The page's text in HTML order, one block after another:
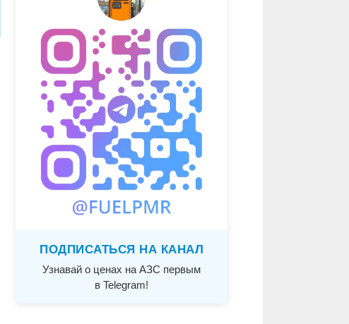
ПОДПИСАТЬСЯ НА КАНАЛ
Узнавай о ценах на АЗС первым
в Telegram!